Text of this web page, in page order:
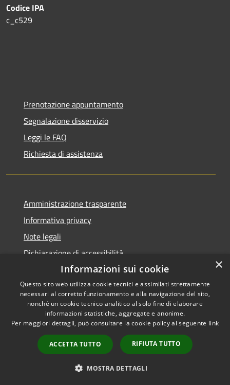
Codice IPA
c_c529
Prenotazione appuntamento
Segnalazione disservizio
Leggi le FAQ
Richiesta di assistenza
Amministrazione trasparente
Informativa privacy
Note legali
Dichiarazione di accessibilità
Accessibilità
Privacy
Mappa del sito
WhatsApp Cerreto
Copyright © 2026 • Comune di
Cerreto Guidi • Powered by
Municipium
Accesso
redazione
×
Informazioni sui cookie
Questo sito web utilizza cookie tecnici e assimilati strettamente
necessari al corretto funzionamento e alla navigazione del sito,
nonché un cookie tecnico analitico al solo fine di elaborare
informazioni statistiche, aggregate e anonime.
Per maggiori dettagli, può consultare la cookie policy al seguente link
ACCETTA TUTTO RIFIUTA TUTTO
MOSTRA DETTAGLI